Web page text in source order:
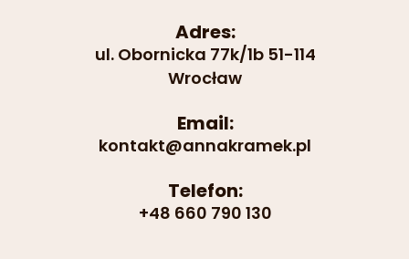
Adres:
ul. Obornicka 77k/1b 51-114
Wrocław
Email:
kontakt@annakramek.pl
Telefon:
+48 660 790 130